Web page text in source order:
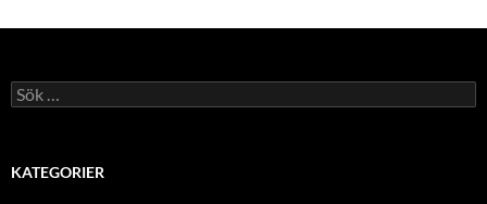
Sök
efter:
KATEGORIER